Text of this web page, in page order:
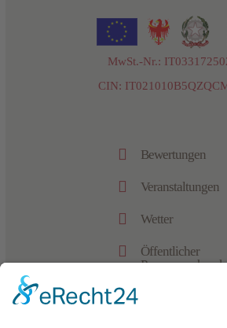
MwSt.-Nr.:
CIN:
 Bewertungen
 Veranstaltungen
 Wetter

Öffentlicher
